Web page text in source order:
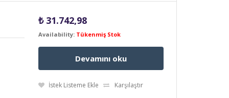
₺31.742,98
Availability: Tükenmiş Stok
Devamını oku
İstek Listeme Ekle Karşılaştır